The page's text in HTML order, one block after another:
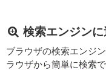
検索エンジンに
ブラウザの検索エンジ
ラウザから簡単に検索